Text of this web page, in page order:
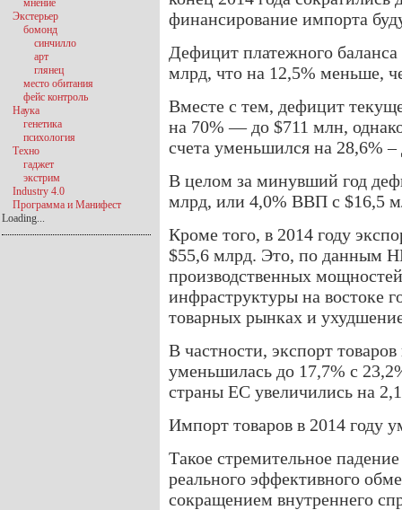
финансирование импорта
Дефицит платежного баланса
млрд, что на 12,5% меньше,
Вместе с тем, дефицит
на 70% — до $711 млн,
счета уменьшился на 28,6%
В целом за минувший год
млрд, или 4,0% ВВП с $16,5
Кроме того, в 2014 году
$55,6 млрд. Это, по данным
производственных
инфраструктуры на востоке
товарных рынках и
В частности, экспорт
уменьшилась до 17,7% с
страны ЕС увеличились на
Импорт товаров в 2014 году
Такое стремительное
реального эффективного
сокращением внутреннего
мнение
Экстерьер
бомонд
синчилло
арт
глянец
место обитания
фейс контроль
Наука
генетика
психология
Техно
гаджет
экстрим
Industry 4.0
Программа и Манифест
Loading...